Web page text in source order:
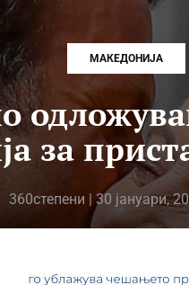
МАКЕДОНИЈА
за
360степени | 30 јануари,